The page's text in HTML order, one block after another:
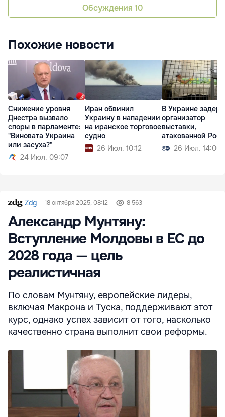
Обсуждения 10
Похожие новости
Снижение уровня
Днестра вызвало
споры в парламенте:
"Виновата Украина
или засуха?"
24 Июл. 09:07
Иран обвинил
Украину в нападении
на иранское торговое
судно
26 Июл. 10:12
В Украине
организатор
выставки,
атакованной
26 Июл. 14:00
Zdg 18 октября 2025, 08:12 8 563
Александр Мунтяну:
Вступление Молдовы в ЕС до
2028 года — цель
реалистичная
По словам Мунтяну, европейские лидеры,
включая Макрона и Туска, поддерживают этот
курс, однако успех зависит от того, насколько
качественно страна выполнит свои реформы.